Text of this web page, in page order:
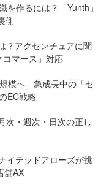
を作るには？「Yunth」
側
？アクセンチュアに聞
コマース」対応
模へ 急成長中の「セ
EC戦略
次・週次・日次の正し
イテッドアローズが挑
舗AX